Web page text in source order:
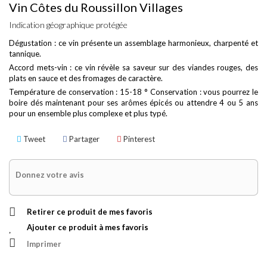
Vin Côtes du Roussillon Villages
Indication géographique protégée
Dégustation : ce vin présente un assemblage harmonieux, charpenté et
tannique.
Accord mets-vin : ce vin révèle sa saveur sur des viandes rouges, des
plats en sauce et des fromages de caractère.
Température de conservation : 15-18 ° Conservation : vous pourrez le
boire dés maintenant pour ses arômes épicés ou attendre 4 ou 5 ans
pour un ensemble plus complexe et plus typé.
Tweet Partager Pinterest
Donnez votre avis
Retirer ce produit de mes favoris
Ajouter ce produit à mes favoris
Imprimer